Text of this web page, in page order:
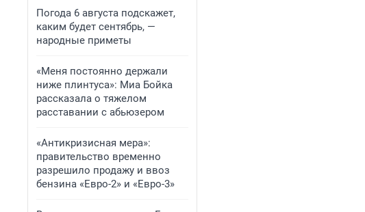
Погода 6 августа подскажет,
каким будет сентябрь, —
народные приметы
«Меня постоянно держали
ниже плинтуса»: Миа Бойка
рассказала о тяжелом
расставании с абьюзером
«Антикризисная мера»:
правительство временно
разрешило продажу и ввоз
бензина «Евро-2» и «Евро-3»